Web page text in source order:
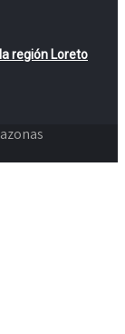
región Loreto